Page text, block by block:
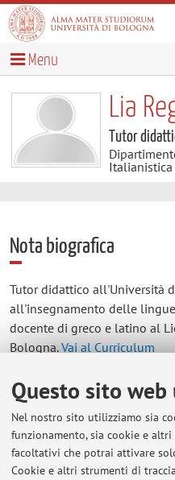
Questo sito
Nel nostro sito utilizziamo sia
funzionamento, sia cookie e
facoltativi che potrai attivare
Cookie e altri strumenti di
Menu
Lia
Tutor
Italianistica
Nota biografica
Tutor didattico all'Università
all'insegnamento delle
docente di greco e latino al
Bologna.Vai al Curriculum
Contatti
E-mail: